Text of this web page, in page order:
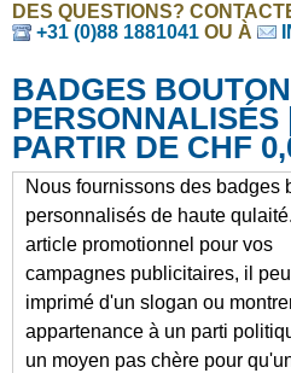
DES QUESTIONS?
+31 (0)88 1881041 OU À
BADGES BOUTON
PERSONNALISÉS
PARTIR DE CHF
Nous fournissons des badges
personnalisés de haute
article promotionnel pour vos
campagnes publicitaires, il
imprimé d'un slogan ou
appartenance à un parti
un moyen pas chère pour